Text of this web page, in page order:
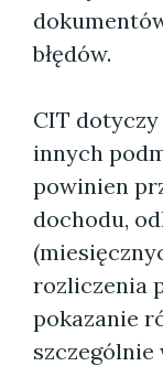
błędów.
CIT dotyczy
innych
powinien
dochodu,
rozliczenia
pokazanie